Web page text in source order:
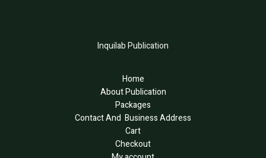
Inquilab Publication
Home
About Publication
Packages
Contact And Business Address
Cart
Checkout